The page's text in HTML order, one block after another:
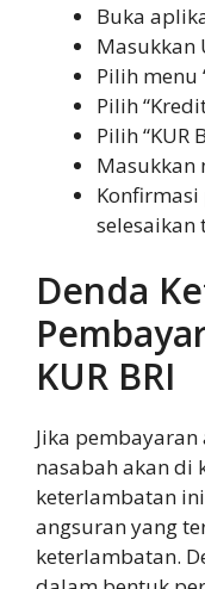
Buka
Masukkan
Pilih menu
Pilih
Pilih “KUR
Masukkan
selesaikan
Denda
KUR BRI
Jika pembayaran
nasabah akan di
keterlambatan
angsuran yang
keterlambatan.